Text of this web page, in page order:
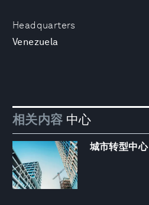
Headquarters
Venezuela
相关内容 中心
城市转型中心